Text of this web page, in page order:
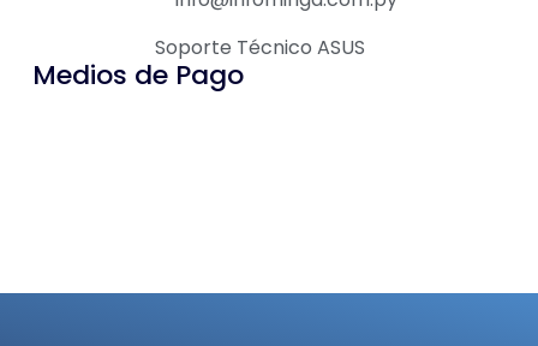
Soporte Técnico ASUS
Medios de Pago